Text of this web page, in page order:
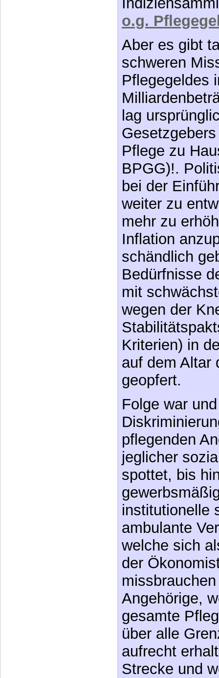
Aber es gibt
schweren
Pflegegeldes
lag
Pflege zu
BPGG)!.
bei der
weiter zu
mehr zu
Inflation
schändlich
Bedürfnisse
mit
wegen der
Kriterien) in
auf dem Altar
geopfert.
Folge war
pflegenden
jeglicher
spottet, bis
institutionelle
ambulante
welche sich
der
Angehörige,
gesamte
über alle
aufrecht
Strecke und
den
entsorgt.